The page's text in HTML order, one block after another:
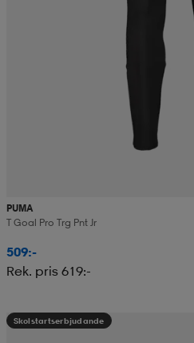
PUMA
T Goal Pro Trg Pnt Jr
509:-
Rek. pris 619:-
Skolstartserbjudande